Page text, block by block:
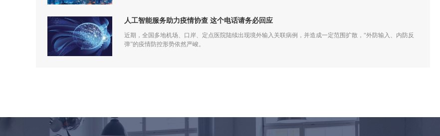
人工智能服务助力疫情协查 这个电话请务必回应
近期，全国多地机场、口岸、定点医院陆续出现境外输入关联病例，并造成一定范围扩散，“外防输入、内防反
弹”的疫情防控形势依然严峻。